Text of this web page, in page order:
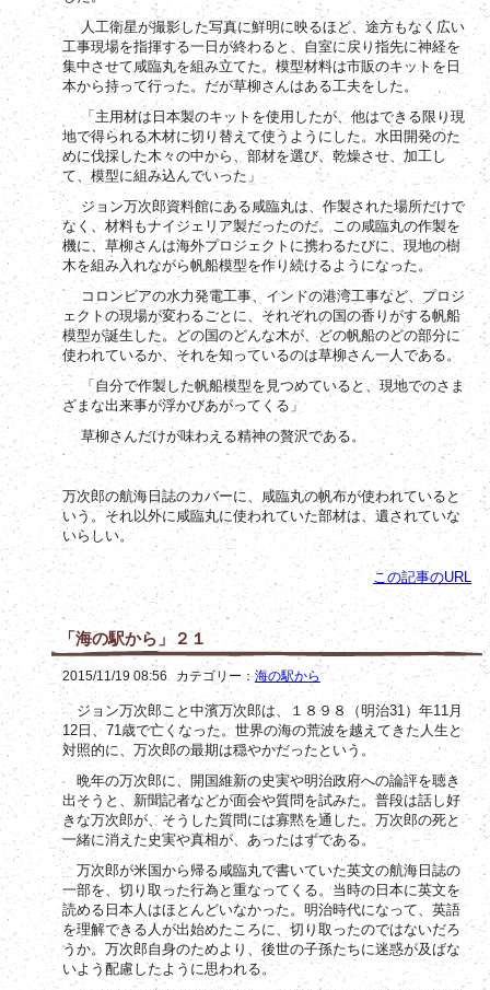
人工衛星が撮影した写真に鮮明に映るほど、途方もなく広い
工事現場を指揮する一日が終わると、自室に戻り指先に神経を
集中させて咸臨丸を組み立てた。模型材料は市販のキットを日
本から持って行った。だが草柳さんはある工夫をした。
「主用材は日本製のキットを使用したが、他はできる限り現
地で得られる木材に切り替えて使うようにした。水田開発のた
めに伐採した木々の中から、部材を選び、乾燥させ、加工し
て、模型に組み込んでいった」
ジョン万次郎資料館にある咸臨丸は、作製された場所だけで
なく、材料もナイジェリア製だったのだ。この咸臨丸の作製を
機に、草柳さんは海外プロジェクトに携わるたびに、現地の樹
木を組み入れながら帆船模型を作り続けるようになった。
コロンビアの水力発電工事、インドの港湾工事など、プロジ
ェクトの現場が変わるごとに、それぞれの国の香りがする帆船
模型が誕生した。どの国のどんな木が、どの帆船のどの部分に
使われているか、それを知っているのは草柳さん一人である。
「自分で作製した帆船模型を見つめていると、現地でのさま
ざまな出来事が浮かびあがってくる」
草柳さんだけが味わえる精神の贅沢である。
万次郎の航海日誌のカバーに、咸臨丸の帆布が使われていると
いう。それ以外に咸臨丸に使われていた部材は、遺されていな
いらしい。
この記事のURL
「海の駅から」２１
2015/11/19 08:56 カテゴリー：海の駅から
ジョン万次郎こと中濱万次郎は、１８９８（明治31）年11月
12日、 71歳で亡くなった。世界の海の荒波を越えてきた人生と
対照的に、万次郎の最期は穏やかだったという。
晩年の万次郎に、開国維新の史実や明治政府への論評を聴き
出そうと、新聞記者などが面会や質問を試みた。普段は話し好
きな万次郎が、そうした質問には寡黙を通した。万次郎の死と
一緒に消えた史実や真相が、あったはずである。
万次郎が米国から帰る咸臨丸で書いていた英文の航海日誌の
一部を、切り取った行為と重なってくる。当時の日本に英文を
読める日本人はほとんどいなかった。明治時代になって、英語
を理解できる人が出始めたころに、切り取ったのではないだろ
うか。万次郎自身のためより、後世の子孫たちに迷惑が及ばな
いよう配慮したように思われる。